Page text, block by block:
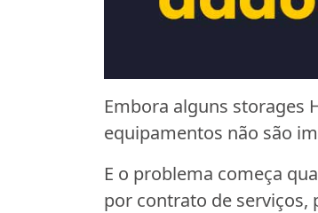
Embora alguns storages
equipamentos não são
E o problema começa
por contrato de